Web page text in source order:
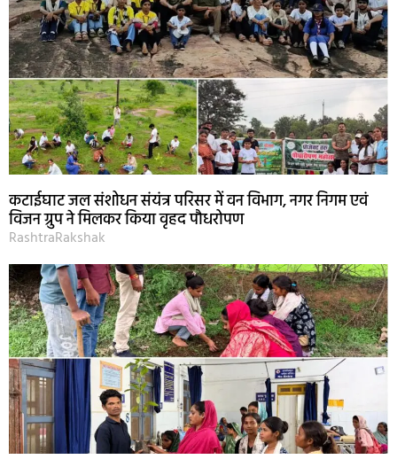
कटाईघाट जल संशोधन संयंत्र परिसर में वन विभाग, नगर निगम एवं
विजन ग्रुप ने मिलकर किया वृहद पौधरोपण
RashtraRakshak